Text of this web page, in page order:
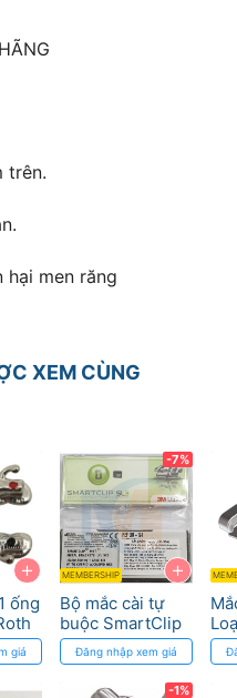
trên.
hại men răng
XEM CÙNG
+
ống
giá
+
-7%
MEMBERSHIP
Bộ mắc cài tự
buộc SmartClip
MBT (20 Cái/bộ,
2 hàm, CHK 022)
Đăng nhập xem giá
-1%